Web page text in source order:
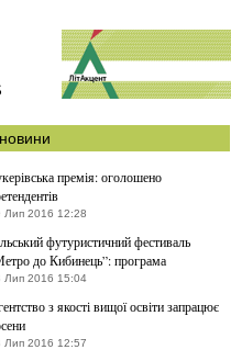
новини
премія: оголошено
Лип 2016 12:28
футуристичний фестиваль
до Кибинець”: програма
Лип 2016 15:04
з якості вищої освіти запрацює
Лип 2016 12:57